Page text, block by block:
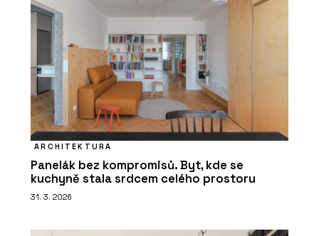
ARCHITEKTURA
Panelák bez kompromisů. Byt, kde se
kuchyně stala srdcem celého prostoru
31. 3. 2026